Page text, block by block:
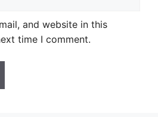
and website in this
time I comment.